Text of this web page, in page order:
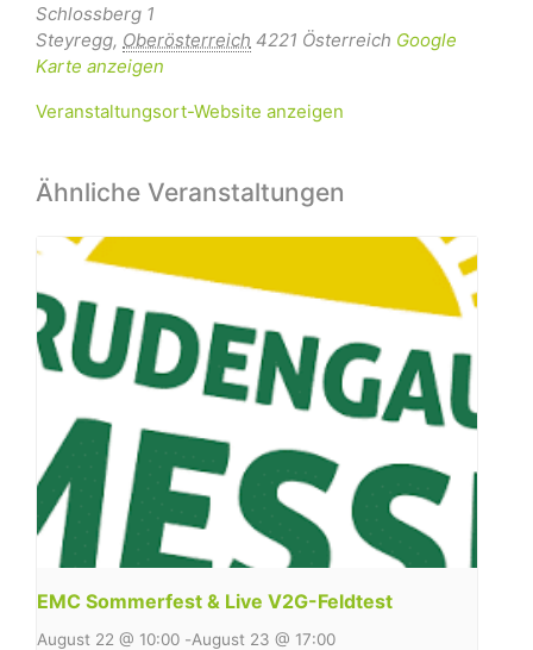
Schlossberg 1
Steyregg, Oberösterreich 4221 Österreich Google
Karte anzeigen
Veranstaltungsort-Website anzeigen
Ähnliche Veranstaltungen
EMC Sommerfest & Live V2G-Feldtest
August 22 @ 10:00 -August 23 @ 17:00